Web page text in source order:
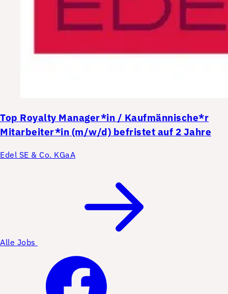
Top Royalty Manager*in / Kaufmännische*r
Mitarbeiter*in (m/w/d) befristet auf 2 Jahre
Edel SE & Co. KGaA
Alle Jobs